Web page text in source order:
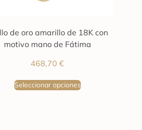
de oro amarillo de 18K con
motivo mano de Fátima
468,70€
Seleccionar opciones